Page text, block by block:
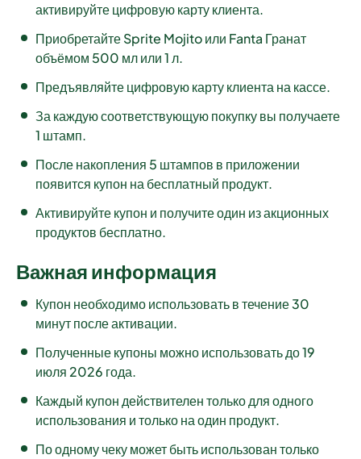
активируйте цифровую карту клиента.
Приобретайте Sprite Mojito или Fanta Гранат
объёмом 500 мл или 1 л.
Предъявляйте цифровую карту клиента на кассе.
За каждую соответствующую покупку вы получаете
1 штамп.
После накопления 5 штампов в приложении
появится купон на бесплатный продукт.
Активируйте купон и получите один из акционных
продуктов бесплатно.
Важная информация
Купон необходимо использовать в течение 30
минут после активации.
Полученные купоны можно использовать до 19
июля 2026 года.
Каждый купон действителен только для одного
использования и только на один продукт.
По одному чеку может быть использован только